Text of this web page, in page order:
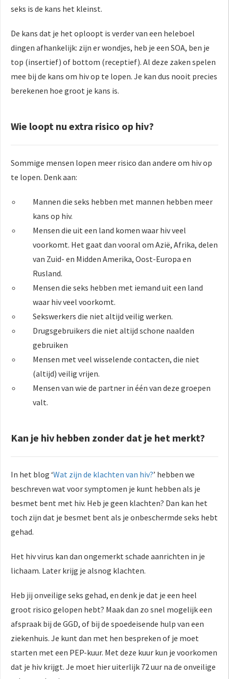
seks is de kans het kleinst.
De kans dat je het oploopt is verder van een heleboel
dingen afhankelijk: zijn er wondjes, heb je een SOA, ben je
top (insertief) of bottom (receptief). Al deze zaken spelen
mee bij de kans om hiv op te lopen. Je kan dus nooit precies
berekenen hoe groot je kans is.
Wie loopt nu extra risico op hiv?
Sommige mensen lopen meer risico dan andere om hiv op
te lopen. Denk aan:
Mannen die seks hebben met mannen hebben meer
kans op hiv.
Mensen die uit een land komen waar hiv veel
voorkomt. Het gaat dan vooral om Azië, Afrika, delen
van Zuid- en Midden Amerika, Oost-Europa en
Rusland.
Mensen die seks hebben met iemand uit een land
waar hiv veel voorkomt.
Sekswerkers die niet altijd veilig werken.
Drugsgebruikers die niet altijd schone naalden
gebruiken
Mensen met veel wisselende contacten, die niet
(altijd) veilig vrijen.
Mensen van wie de partner in één van deze groepen
valt.
Kan je hiv hebben zonder dat je het merkt?
In het blog ‘Wat zijn de klachten van hiv?’ hebben we
beschreven wat voor symptomen je kunt hebben als je
besmet bent met hiv. Heb je geen klachten? Dan kan het
toch zijn dat je besmet bent als je onbeschermde seks hebt
gehad.
Het hiv virus kan dan ongemerkt schade aanrichten in je
lichaam. Later krijg je alsnog klachten.
Heb jij onveilige seks gehad, en denk je dat je een heel
groot risico gelopen hebt? Maak dan zo snel mogelijk een
afspraak bij de GGD, of bij de spoedeisende hulp van een
ziekenhuis. Je kunt dan met hen bespreken of je moet
starten met een PEP-kuur. Met deze kuur kun je voorkomen
dat je hiv krijgt. Je moet hier uiterlijk 72 uur na de onveilige